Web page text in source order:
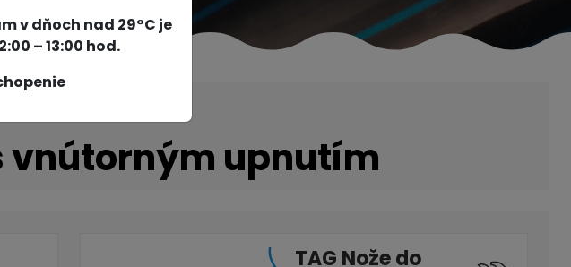
vnútorným upnutím
TAG Nože do
v dňoch nad 29°C je
– 13:00 hod.